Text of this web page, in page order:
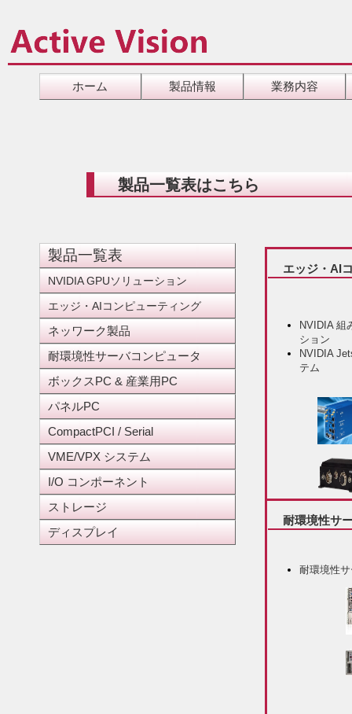
ホーム 製品情報 業務内容
製品一覧表はこちら
製品一覧表
NVIDIA GPUソリューション
エッジ・AIコンピューティング
ネッワーク製品
耐環境性サーバコンピュータ
ボックスPC & 産業用PC
パネルPC
CompactPCI / Serial
VME/VPX システム
I/O コンポーネント
ストレージ
ディスプレイ
エッジ・AI
NVIDIA 組
ション
NVIDIA
テム
耐環境性サ
耐環境性